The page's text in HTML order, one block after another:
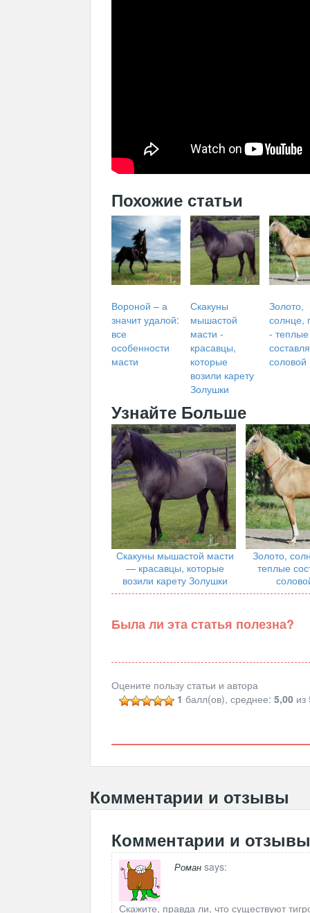
Похожие статьи
Вороной – а
значит удалой:
все
особенности
масти
Скакуны
мышастой
масти -
красавцы,
которые
возили карету
Золушки
Золото,
солнце,
- теплые
соловой
Узнайте Больше
Скакуны мышастой масти
— красавцы, которые
возили карету Золушки
Золото,
теплые
Была ли эта статья полезна?
Оцените пользу статьи и автора
1 балл(ов), среднее:5,00 из
Комментарии и отзывы
Комментарии и отзывы
Роман says:
Скажите, правда ли, что существуют